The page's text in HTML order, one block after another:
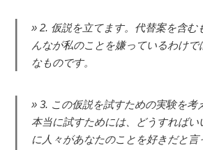
2. 仮説を立てます。代替案を含む
んなが私のことを嫌っているわけで
なものです。
3. この仮説を試すための実験を考
本当に試すためには、どうすればい
に人々があなたのことを好きだと